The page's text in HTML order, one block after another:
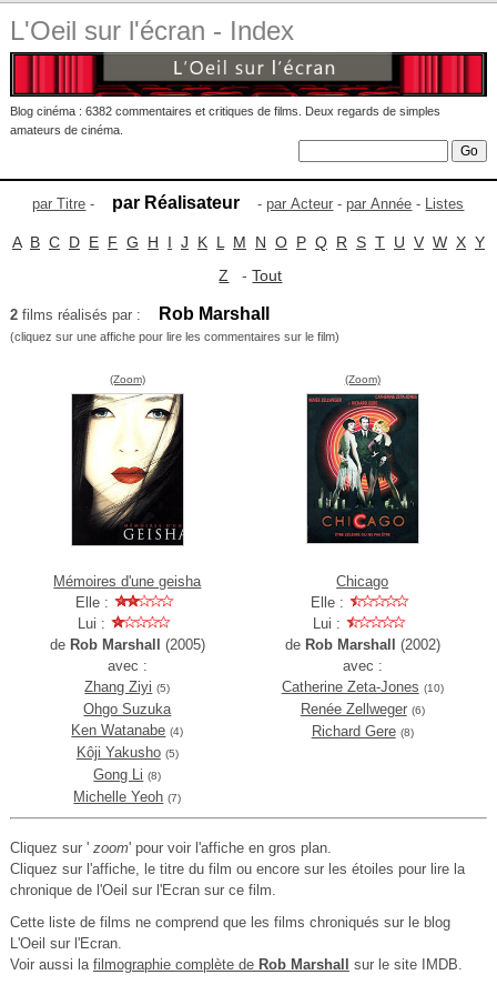
L'Oeil sur l'écran - Index
Blog cinéma : 6382 commentaires et critiques de films. Deux regards de simples
amateurs de cinéma.
par Titre - par Réalisateur -par Acteur -par Année - Listes
A B C D E F G H I J K L M N O P Q R S T U V W X Y
Z -Tout
2films réalisés par : Rob Marshall
(cliquez sur une affiche pour lire les commentaires sur le film)
(Zoom)
Mémoires d'une geisha
Elle :
Lui :
de Rob Marshall
(2005)
avec :
Zhang Ziyi (5)
Ohgo Suzuka
Ken Watanabe (4)
Kôji Yakusho (5)
Gong Li (8)
Michelle Yeoh (7)
(Zoom)
Chicago
Elle :
Lui :
de Rob Marshall
(2002)
avec :
Catherine Zeta-Jones (10)
Renée Zellweger (6)
Richard Gere (8)
Cliquez sur ' zoom' pour voir l'affiche en gros plan.
Cliquez sur l'affiche, le titre du film ou encore sur les étoiles pour lire la
chronique de l'Oeil sur l'Ecran sur ce film.
Cette liste de films ne comprend que les films chroniqués sur le blog
L'Oeil sur l'Ecran.
Voir aussi la filmographie complète de Rob Marshall sur le site IMDB.